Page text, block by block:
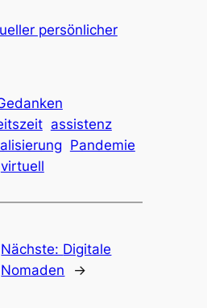
persönlicher
assistenz
Pandemie
virtuell
Nächste: Digitale
Nomaden
→